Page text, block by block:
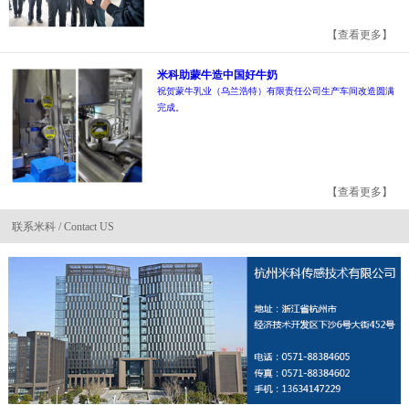
【查看更多】
米科助蒙牛造中国好牛奶
祝贺蒙牛乳业（乌兰浩特）有限责任公司生产车间改造圆满
完成。
【查看更多】
联系米科 / Contact US